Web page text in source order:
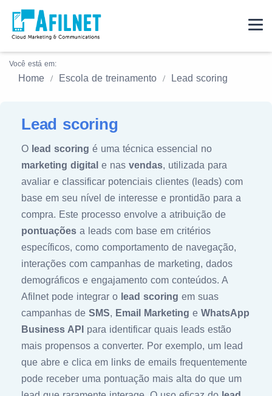
Você está em:
Home Escola de treinamento Lead scoring
Lead scoring
O lead scoring é uma técnica essencial no
marketing digital e nas vendas, utilizada para
avaliar e classificar potenciais clientes (leads) com
base em seu nível de interesse e prontidão para a
compra. Este processo envolve a atribuição de
pontuações a leads com base em critérios
específicos, como comportamento de navegação,
interações com campanhas de marketing, dados
demográficos e engajamento com conteúdos. A
Afilnet pode integrar o lead scoring em suas
campanhas de SMS, Email Marketing e WhatsApp
Business API
para identificar quais leads estão
mais propensos a converter. Por exemplo, um lead
que abre e clica em links de emails frequentemente
pode receber uma pontuação mais alta do que um